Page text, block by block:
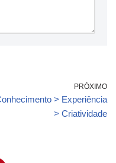
PRÓXIMO
> Experiência
> Criatividade